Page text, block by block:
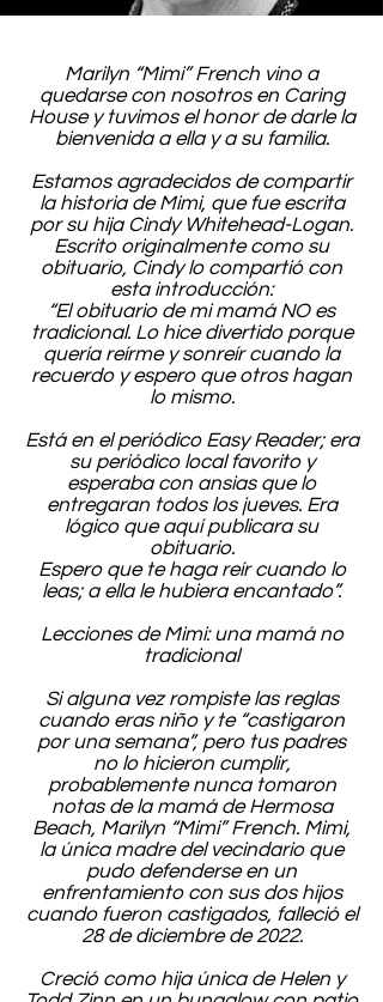
Marilyn “Mimi” French vino a
quedarse con nosotros en Caring
House y tuvimos el honor de darle la
bienvenida a ella y a su familia.
Estamos agradecidos de compartir
la historia de Mimi, que fue escrita
por su hija Cindy Whitehead-Logan.
Escrito originalmente como su
obituario, Cindy lo compartió con
esta introducción:
“El obituario de mi mamá NO es
tradicional. Lo hice divertido porque
quería reírme y sonreír cuando la
recuerdo y espero que otros hagan
lo mismo.
Está en el periódico Easy Reader; era
su periódico local favorito y
esperaba con ansias que lo
entregaran todos los jueves. Era
lógico que aquí publicara su
obituario.
Espero que te haga reír cuando lo
leas; a ella le hubiera encantado”.
Lecciones de Mimi: una mamá no
tradicional
Si alguna vez rompiste las reglas
cuando eras niño y te “castigaron
por una semana”, pero tus padres
no lo hicieron cumplir,
probablemente nunca tomaron
notas de la mamá de Hermosa
Beach, Marilyn “Mimi” French. Mimi,
la única madre del vecindario que
pudo defenderse en un
enfrentamiento con sus dos hijos
cuando fueron castigados, falleció el
28 de diciembre de 2022.
Creció como hija única de Helen y